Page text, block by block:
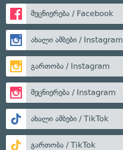
მეცნიერება / Facebook
ახალი ამბები / Instagram
გართობა / Instagram
მეცნიერება / Instagram
ახალი ამბები / TikTok
გართობა / TikTok